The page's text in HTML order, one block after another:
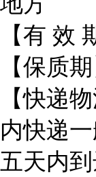
【有 效
【保质期
【快递
内快递
五天内